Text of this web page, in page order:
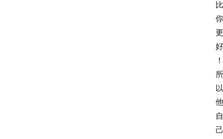
比
你
更
好
！
所
以
他
自
己